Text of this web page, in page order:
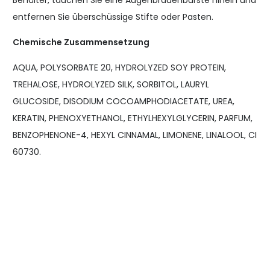
entfernen Sie überschüssige Stifte oder Pasten.
Chemische Zusammensetzung
AQUA, POLYSORBATE 20, HYDROLYZED SOY PROTEIN,
TREHALOSE, HYDROLYZED SILK, SORBITOL, LAURYL
GLUCOSIDE, DISODIUM COCOAMPHODIACETATE, UREA,
KERATIN, PHENOXYETHANOL, ETHYLHEXYLGLYCERIN, PARFUM,
BENZOPHENONE-4, HEXYL CINNAMAL, LIMONENE, LINALOOL, CI
60730.